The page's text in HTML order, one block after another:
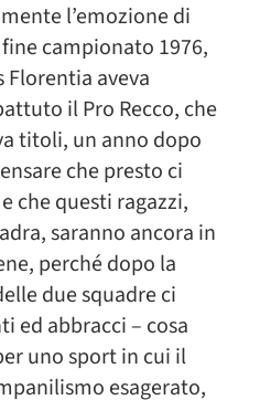
l’emozione di
campionato 1976,
Florentia aveva
il Pro Recco, che
titoli, un anno dopo
che presto ci
che questi ragazzi,
saranno ancora in
perché dopo la
due squadre ci
ed abbracci – cosa
uno sport in cui il
esagerato,